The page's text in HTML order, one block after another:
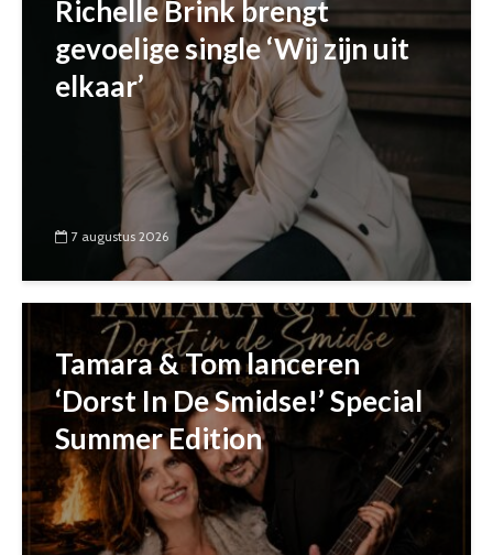
Richelle Brink brengt
gevoelige single ‘Wij zijn uit
elkaar’
7 augustus 2026
Tamara & Tom lanceren
‘Dorst In De Smidse!’ Special
Summer Edition